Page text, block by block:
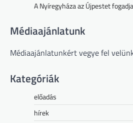
A Nyíregyháza az Újpestet
Médiaajánlatunk
Médiaajánlatunkért vegye fel
Kategóriák
előadás
hírek